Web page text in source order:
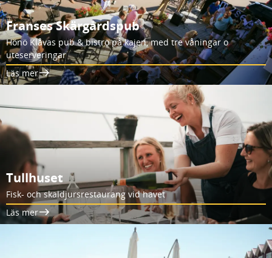
Franses Skärgårdspub
Hönö Klåvas pub & bistro på kajen, med tre våningar o
uteserveringar
Läs mer
Tullhuset
Fisk- och skaldjursrestaurang vid havet
Läs mer